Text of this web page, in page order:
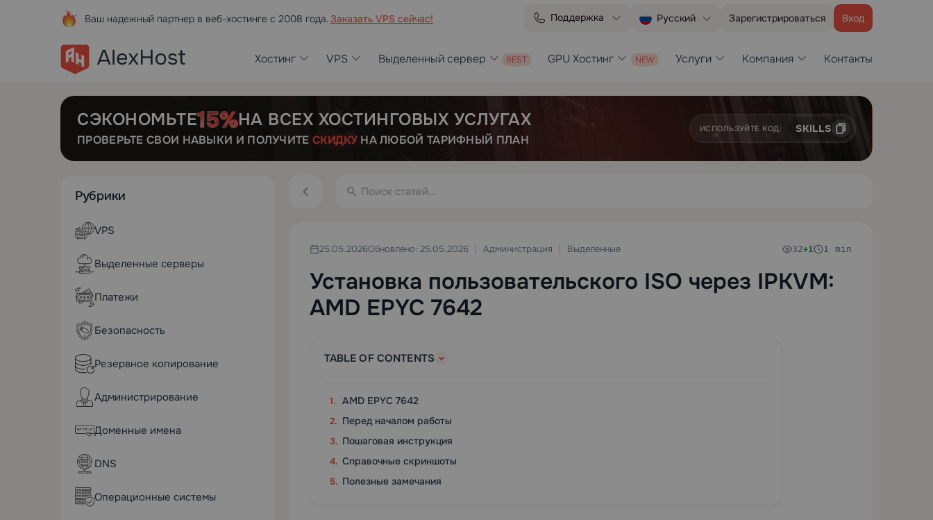
Ваш надежный партнер в веб-хостинге с 2008 года. Заказать VPS сейчас! Поддержка Русский Зарегистрироваться Вход
Хостинг VPS Выделенный сервер GPU Хостинг Услуги Компания Контакты
СЭКОНОМЬТЕ НА ВСЕХ ХОСТИНГОВЫХ УСЛУГАХ
ПРОВЕРЬТЕ СВОИ НАВЫКИ И ПОЛУЧИТЕ СКИДКУНА ЛЮБОЙ ТАРИФНЫЙ ПЛАН
ИСПОЛЬЗУЙТЕ КОД: SKILLS
Рубрики
VPS
Выделенные серверы
Платежи
Безопасность
Резервное копирование
Администрирование
Доменные имена
DNS
Операционные системы
25.05.2026Обновлено: 25.05.2026 Администрация Выделенные 32+1 1 min
Установка пользовательского ISO через IPKVM:
AMD EPYC 7642
TABLE OF CONTENTS
AMD EPYC 7642
Перед началом работы
Пошаговая инструкция
Справочные скриншоты
Полезные замечания